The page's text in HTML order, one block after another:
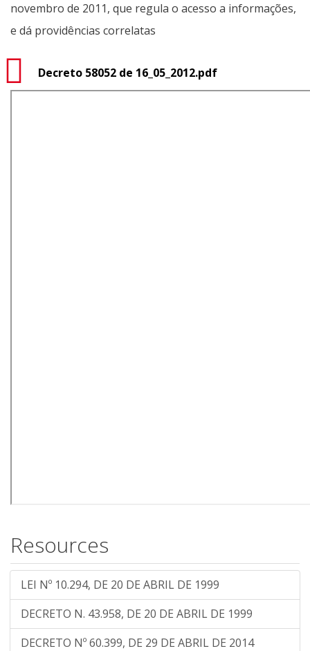
novembro de 2011, que regula o acesso a informações,
e dá providências correlatas
Decreto 58052 de 16_05_2012.pdf
Resources
LEI Nº 10.294, DE 20 DE ABRIL DE 1999
DECRETO N. 43.958, DE 20 DE ABRIL DE 1999
DECRETO Nº 60.399, DE 29 DE ABRIL DE 2014